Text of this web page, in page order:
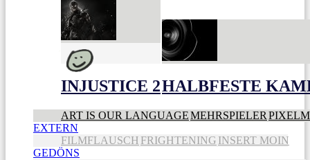
INJUSTICE 2HALBFESTE
ART IS OUR LANGUAGEMEHRSPIELER
EXTERN
FILMFLAUSCH FRIGHTENING INSERT MOIN
GEDÖNS